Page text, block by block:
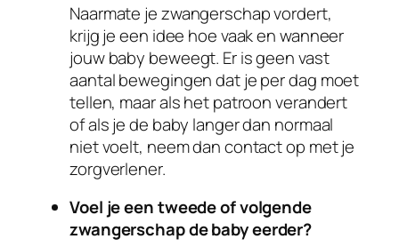
Naarmate je zwangerschap vordert,
krijg je een idee hoe vaak en wanneer
jouw baby beweegt. Er is geen vast
aantal bewegingen dat je per dag moet
tellen, maar als het patroon verandert
of als je de baby langer dan normaal
niet voelt, neem dan contact op met je
zorgverlener.
Voel je een tweede of volgende
zwangerschap de baby eerder?